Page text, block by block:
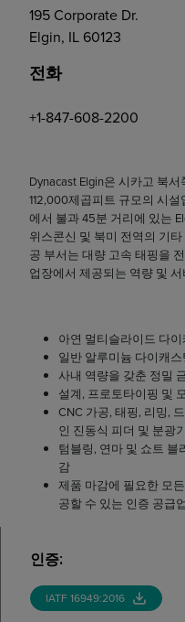
195 Corporate Dr.
Elgin, IL 60123
전화
+1-847-608-2200
Dynacast Elgin은 시카고 북
112,000제곱피트 규모의 시
에서 불과 45분 거리에 있는
위스콘신 및 북미 전역의 기
공 부서는 대량 고속 태핑을
업장에서 제공되는 역량 및
아연 멀티슬라이드 다이
일반 알루미늄 다이캐스
사내 역량을 갖춘 정밀
설계, 프로토타이핑 및
CNC 가공, 태핑, 리밍,
인 진동식 피더 및 분광
텀블링, 연마 및 쇼트
감
제품 마감에 필요한 모
공할 수 있는 인증 공급
인증:
IATF 16949:2016